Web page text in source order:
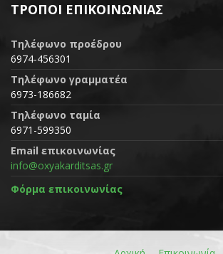
ΤΡΌΠΟΙ ΕΠΙΚΟΙΝΩΝΊΑΣ
Τηλέφωνο προέδρου
6974-456301
Τηλέφωνο γραμματέα
6973-186682
Τηλέφωνο ταμία
6971-599350
Email επικοινωνίας
info@oxyakarditsas.gr
Φόρμα επικοινωνίας